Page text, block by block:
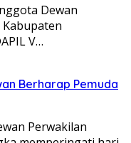
Dewan
Kabupaten
V…
Berharap Pemuda
Perwakilan